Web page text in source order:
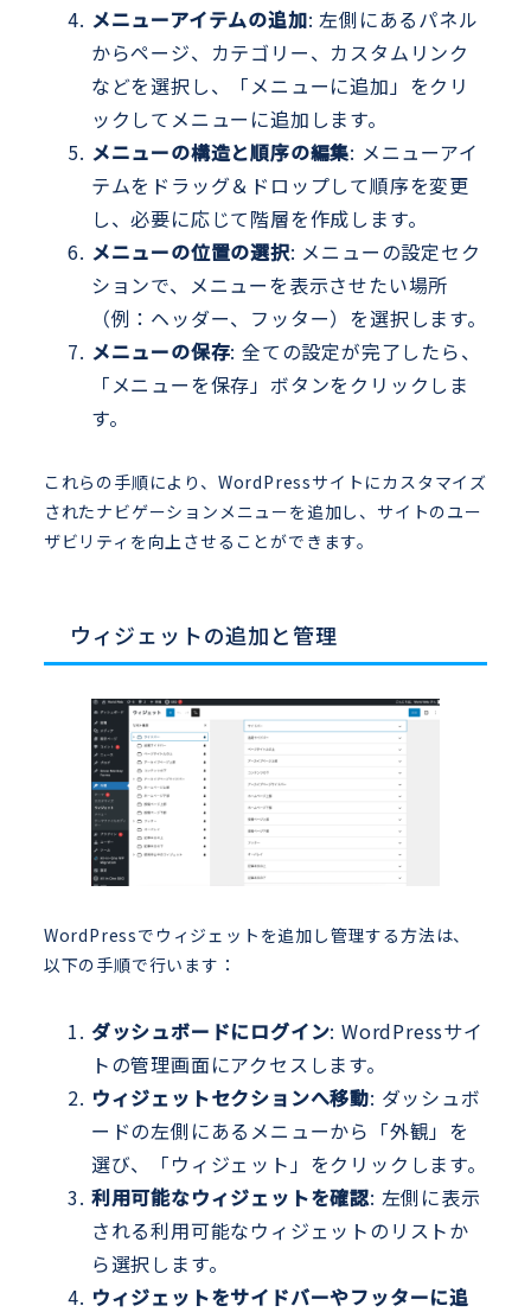
メニューアイテムの追加: 左側にあるパネル
からページ、カテゴリー、カスタムリンク
などを選択し、「メニューに追加」をクリ
ックしてメニューに追加します。
メニューの構造と順序の編集: メニューアイ
テムをドラッグ＆ドロップして順序を変更
し、必要に応じて階層を作成します。
メニューの位置の選択: メニューの設定セク
ションで、メニューを表示させたい場所
（例：ヘッダー、フッター）を選択します。
メニューの保存: 全ての設定が完了したら、
「メニューを保存」ボタンをクリックしま
す。
これらの手順により、WordPressサイトにカスタマイズ
されたナビゲーションメニューを追加し、サイトのユー
ザビリティを向上させることができます。
ウィジェットの追加と管理
WordPressでウィジェットを追加し管理する方法は、
以下の手順で行います：
ダッシュボードにログイン: WordPressサイ
トの管理画面にアクセスします。
ウィジェットセクションへ移動: ダッシュボ
ードの左側にあるメニューから「外観」を
選び、「ウィジェット」をクリックします。
利用可能なウィジェットを確認: 左側に表示
される利用可能なウィジェットのリストか
ら選択します。
ウィジェットをサイドバーやフッターに追